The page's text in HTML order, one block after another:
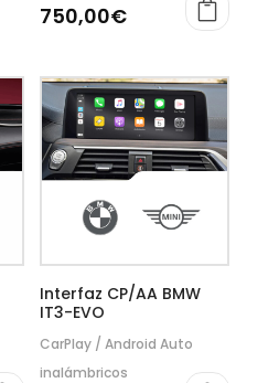
750,00€
Interfaz CP/AA BMW
IT3-EVO
CarPlay / Android Auto
inalámbricos